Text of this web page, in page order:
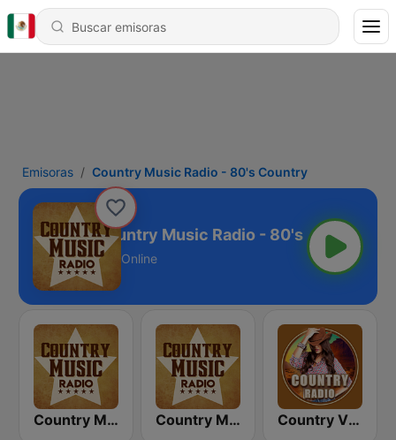
Emisoras Country Music Radio - 80's Country
Country Music Radio - 80's Country
Online
Country Music Radio - 70's Country Country Music Radio - 90's Country Country Vibes